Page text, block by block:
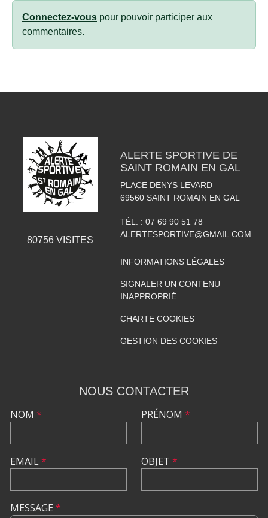
Connectez-vous pour pouvoir participer aux
commentaires.
80756VISITES
ALERTE SPORTIVE DE
SAINT ROMAIN EN GAL
PLACE DENYS LEVARD
69560 SAINT ROMAIN EN GAL
TÉL. : 07 69 90 51 78
ALERTESPORTIVE@GMAIL.COM
INFORMATIONS LÉGALES
SIGNALER UN CONTENU
INAPPROPRIÉ
CHARTE COOKIES
GESTION DES COOKIES
NOUS CONTACTER
NOM *
EMAIL*
PRÉNOM *
OBJET *
MESSAGE *